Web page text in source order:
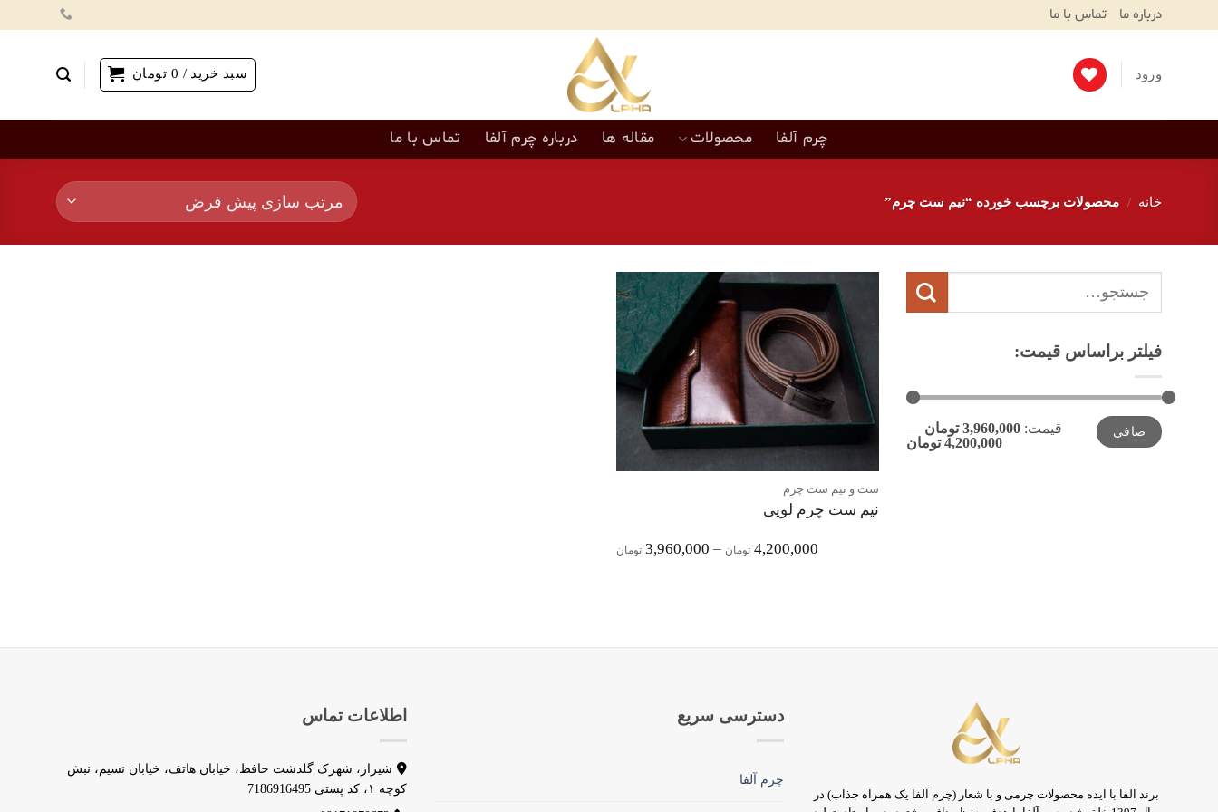
درباره ما تماس با ما
ورود سبد خرید / 0 تومان
چرم آلفا محصولات مقاله ها درباره چرم آلفا تماس با ما
خانه / محصولات برچسب خورده “نیم ست چرم”
برای:
فیلتر براساس قیمت:
حداقل
قیمت
حداكثر
قيمتصافی قيمت:3,960,000 تومان
—
4,200,000 تومان
افزودن
به
علاقه
مندی‌ها
ست و نیم ست چرم
نیم ست چرم لویی
4,200,000 تومان –
3,960,000 تومانPrice
برند آلفا با ایده محصولات چرمی و با شعار (چرم آلفا یک همراه جذاب) در
دسترسی سریع
چرم آلفا
اطلاعات تماس
شیراز، شهرک گلدشت حافظ، خیابان هاتف، خیابان نسیم، نبش
کوچه ۱، کد پستی 7186916495